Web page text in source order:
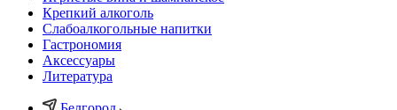
Крепкий алкоголь
Слабоалкогольные напитки
Гастрономия
Аксессуары
Литература